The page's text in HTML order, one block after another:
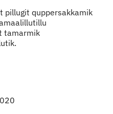
pillugit quppersakkamik
tamarmik